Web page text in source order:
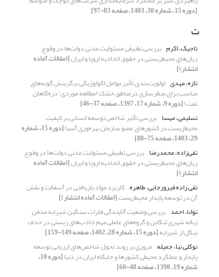
[دوره 15، شماره 30، 1403، صفحه 83-97]
ت
تاجیک، اکرم بررسی تطبیقی مسئولیت مدنی دولت‌ها در وقوع
زیان‌های محیط‌زیستی درحقوق اتحادیه اروپا و ایران[(مقالات آماده
انتشار)]
تازه، مهدی اولویت‌بندی تأثیرعوامل اکولوژیکی برگزینش گونه‌های
مناسب برای منظرسازی درمناطق خشک (مطالعه موردی: دره‌گاهان
تفت)[دوره 9، شماره 17، 1397، صفحه 37-46]
تسلیمی، مهسا بررسی تأثیر شاخص توسعه انسانی بر کیفیت
‌‌محیط‌زیست در کشورهای عضو سازمان بهره‌وری آسیا [دوره 15، شماره
29، 1403، صفحه 75-88]
تقی‌زاده، محمدرضا بررسی تطبیقی مسئولیت مدنی دولت‌ها در وقوع
زیان‌های محیط‌زیستی درحقوق اتحادیه اروپا و ایران[(مقالات آماده
انتشار)]
تقی زاده فیروزجایی، طاهره کاربرد مواد بازیافتی در آسفالت و نقش
آن در توسعه پایدار محیط‌زیست[(مقالات آماده انتشار)]
توانا، احمد بررسی وضعیت آلایندگی فلزات سنگین شیرابه مدفن
زباله شهری تنکابن و گروه‌‌های عاملی مهم جاذب‌‌های زیستی در حذف
نیکل از شیرابه[دوره 15، شماره 28، 1402، صفحه 149-159]
توکلی نیا، جمیله مروری بر روند تحول شاخص‌های ارزیابی توسعه
پایدار و عملکرد محیطی کشورها و جایگاه ایران در دنیا [دوره 10،
شماره 19، 1398، صفحه 48-60]